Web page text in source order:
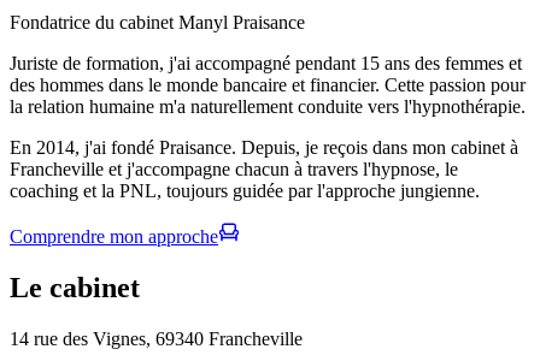
Fondatrice du cabinet Manyl Praisance
Juriste de formation, j'ai accompagné pendant 15 ans des femmes et
des hommes dans le monde bancaire et financier. Cette passion pour
la relation humaine m'a naturellement conduite vers l'hypnothérapie.
En 2014, j'ai fondé Praisance. Depuis, je reçois dans mon cabinet à
Francheville et j'accompagne chacun à travers l'hypnose, le
coaching et la PNL, toujours guidée par l'approche jungienne.
Comprendre mon approche
Le cabinet
14 rue des Vignes, 69340 Francheville